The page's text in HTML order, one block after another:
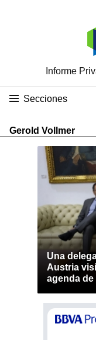
Informe
Secciones
Gerold Vollmer
Una
Austria
agenda